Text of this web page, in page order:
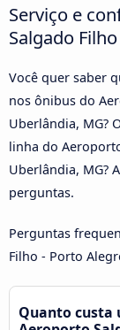
Serviço e
Salgado
Você quer saber
nos ônibus do
Uberlândia, MG?
linha do
Uberlândia, MG?
perguntas.
Perguntas
Filho - Porto
Quanto custa